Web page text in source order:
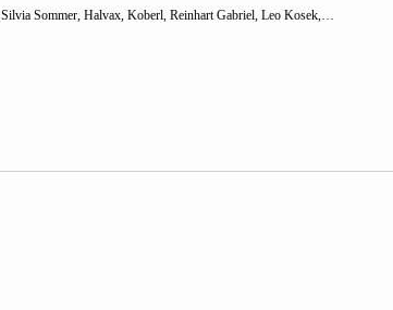
Silvia Sommer, Halvax, Koberl, Reinhart Gabriel, Leo Kosek, Frank Stein